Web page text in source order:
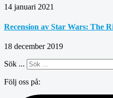
14 januari 2021
Recension av Star Wars: The
18 december 2019
Sök ...
Följ oss på: